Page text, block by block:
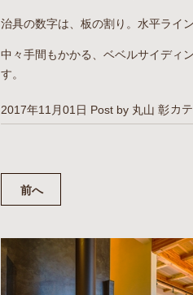
治具の数字は、板の割り。水平ライ
中々手間もかかる、ベベルサイディ
す。
2017年11月01日 Post by 丸山 彰カ
前へ